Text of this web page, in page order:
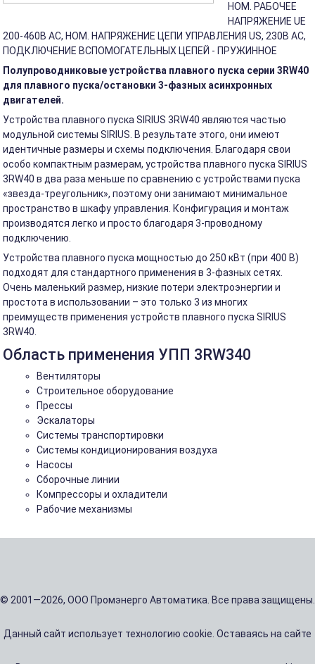
НОМ. РАБОЧЕЕ
НАПРЯЖЕНИЕ UE
200-460В АС, НОМ. НАПРЯЖЕНИЕ ЦЕПИ УПРАВЛЕНИЯ US, 230В АС,
ПОДКЛЮЧЕНИЕ ВСПОМОГАТЕЛЬНЫХ ЦЕПЕЙ - ПРУЖИННОЕ
Полупроводниковые устройства плавного пуска серии 3RW40
для плавного пуска/остановки 3-фазных асинхронных
двигателей.
Устройства плавного пуска SIRIUS 3RW40 являются частью
модульной системы SIRIUS. В результате этого, они имеют
идентичные размеры и схемы подключения. Благодаря свои
особо компактным размерам, устройства плавного пуска SIRIUS
3RW40 в два раза меньше по сравнению с устройствами пуска
«звезда-треугольник», поэтому они занимают минимальное
пространство в шкафу управления. Конфигурация и монтаж
производятся легко и просто благодаря 3-проводному
подключению.
Устройства плавного пуска мощностью до 250 кВт (при 400 В)
подходят для стандартного применения в 3-фазных сетях.
Очень маленький размер, низкие потери электроэнергии и
простота в использовании – это только 3 из многих
преимуществ применения устройств плавного пуска SIRIUS
3RW40.
Область применения УПП 3RW340
Вентиляторы
Строительное оборудование
Прессы
Эскалаторы
Системы транспортировки
Системы кондиционирования воздуха
Насосы
Сборочные линии
Компрессоры и охладители
Рабочие механизмы
© 2001—2026, ООО Промэнерго Автоматика. Все права защищены.
Данный сайт использует технологию cookie. Оставаясь на сайте